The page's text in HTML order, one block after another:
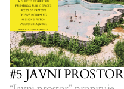
#5 JAVNI PROSTOR